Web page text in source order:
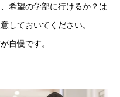
希望の学部に行けるか？は
しておいてください。
自慢です。